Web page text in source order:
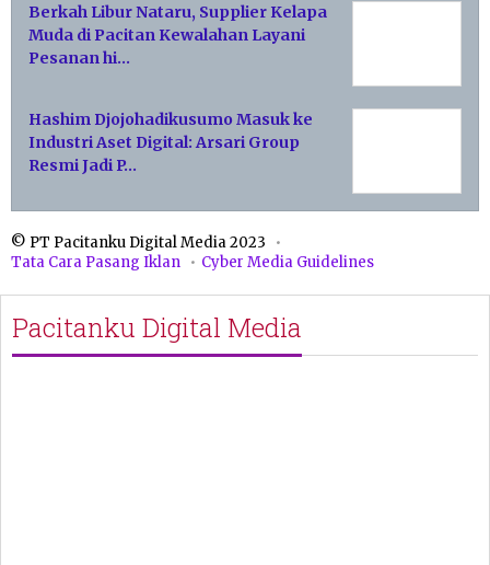
Berkah Libur Nataru, Supplier Kelapa
Muda di Pacitan Kewalahan Layani
Pesanan hi…
Hashim Djojohadikusumo Masuk ke
Industri Aset Digital: Arsari Group
Resmi Jadi P…
© PT Pacitanku Digital Media 2023
Tata Cara Pasang Iklan
Cyber Media Guidelines
Pacitanku Digital Media